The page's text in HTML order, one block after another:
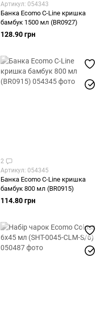
Артикул: 054343
Банка Ecomo C-Line кришка
бамбук 1500 мл (BR0927)
128.90 грн
2
Артикул: 054345
Банка Ecomo C-Line кришка
бамбук 800 мл (BR0915)
114.80 грн